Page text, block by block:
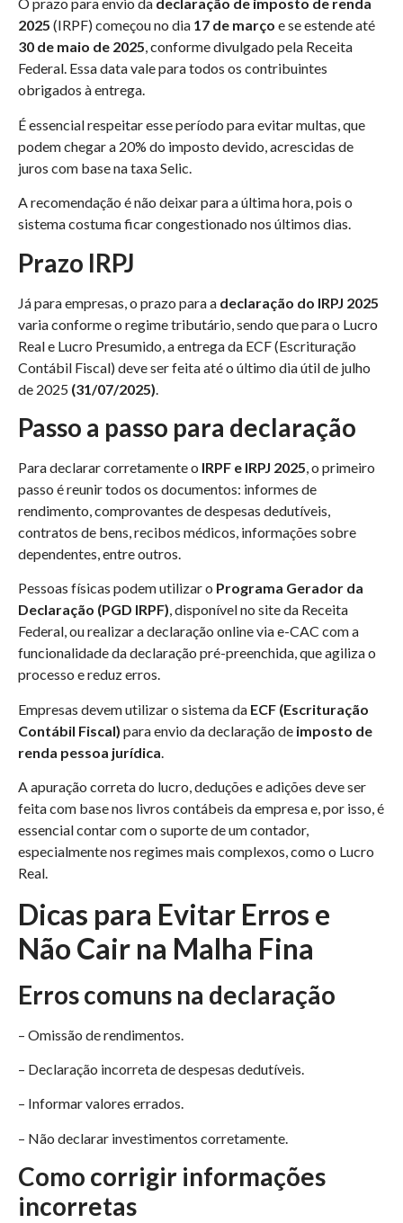
O prazo para envio da declaração de imposto de renda
2025 (IRPF) começou no dia 17 de março e se estende até
30 de maio de 2025, conforme divulgado pela Receita
Federal. Essa data vale para todos os contribuintes
obrigados à entrega.
É essencial respeitar esse período para evitar multas, que
podem chegar a 20% do imposto devido, acrescidas de
juros com base na taxa Selic.
A recomendação é não deixar para a última hora, pois o
sistema costuma ficar congestionado nos últimos dias.
Prazo IRPJ
Já para empresas, o prazo para a declaração do IRPJ 2025
varia conforme o regime tributário, sendo que para o Lucro
Real e Lucro Presumido, a entrega da ECF (Escrituração
Contábil Fiscal) deve ser feita até o último dia útil de julho
de 2025 (31/07/2025)
Passo a passo para declaração
Para declarar corretamente o IRPF e IRPJ 2025, o primeiro
passo é reunir todos os documentos: informes de
rendimento, comprovantes de despesas dedutíveis,
contratos de bens, recibos médicos, informações sobre
dependentes, entre outros.
Pessoas físicas podem utilizar o Programa Gerador da
Declaração (PGD IRPF), disponível no site da Receita
Federal, ou realizar a declaração online via e-CAC com a
funcionalidade da declaração pré-preenchida, que agiliza o
processo e reduz erros.
Empresas devem utilizar o sistema da ECF (Escrituração
Contábil Fiscal) para envio da declaração de imposto de
renda pessoa jurídica
A apuração correta do lucro, deduções e adições deve ser
feita com base nos livros contábeis da empresa e, por isso, é
essencial contar com o suporte de um contador,
especialmente nos regimes mais complexos, como o Lucro
Real.
Dicas para Evitar Erros e
Não Cair na Malha Fina
Erros comuns na declaração
– Omissão de rendimentos.
– Declaração incorreta de despesas dedutíveis.
– Informar valores errados.
– Não declarar investimentos corretamente.
Como corrigir informações
incorretas